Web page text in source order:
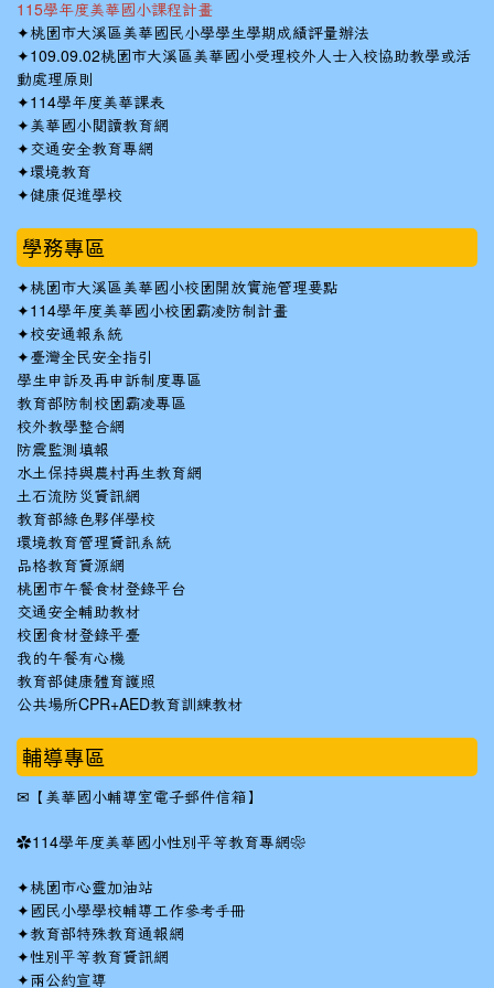
115學年度美華國小課程計畫
✦桃園市大溪區美華國民小學學生學期成績評量辦法
✦109.09.02桃園市大溪區美華國小受理校外人士入校協助教學或活
動處理原則
✦114學年度美華課表
✦美華國小閱讀教育網
✦ 交通安全教育專網
✦環境教育
✦健康促進學校
學務專區
✦桃園市大溪區美華國小校園開放實施管理要點
✦114學年度美華國小校園霸凌防制計畫
✦校安通報系統
✦臺灣全民安全指引
學生申訴及再申訴制度專區
教育部防制校園霸凌專區
校外教學整合網
防震監測填報
水土保持與農村再生教育網
土石流防災資訊網
教育部綠色夥伴學校
環境教育管理資訊系統
品格教育資源網
桃園市午餐食材登錄平台
交通安全輔助教材
校園食材登錄平臺
我的午餐有心機
教育部健康體育護照
公共場所CPR+AED教育訓練教材
輔導專區
✉ 【美華國小輔導室電子郵件信箱】
✿114學年度美華國小性別平等教育專網❀
✦桃園市心靈加油站
✦ 國民小學學校輔導工作參考手冊
✦教育部特殊教育通報網
✦性別平等教育資訊網
✦兩公約宣導